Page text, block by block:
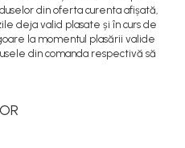
din oferta curenta afișată,
deja valid plasate și în curs de
la momentul plasării valide
din comanda respectivă să